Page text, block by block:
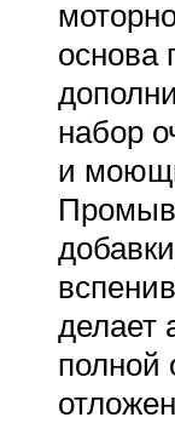
основа
набор
и
делает
полной